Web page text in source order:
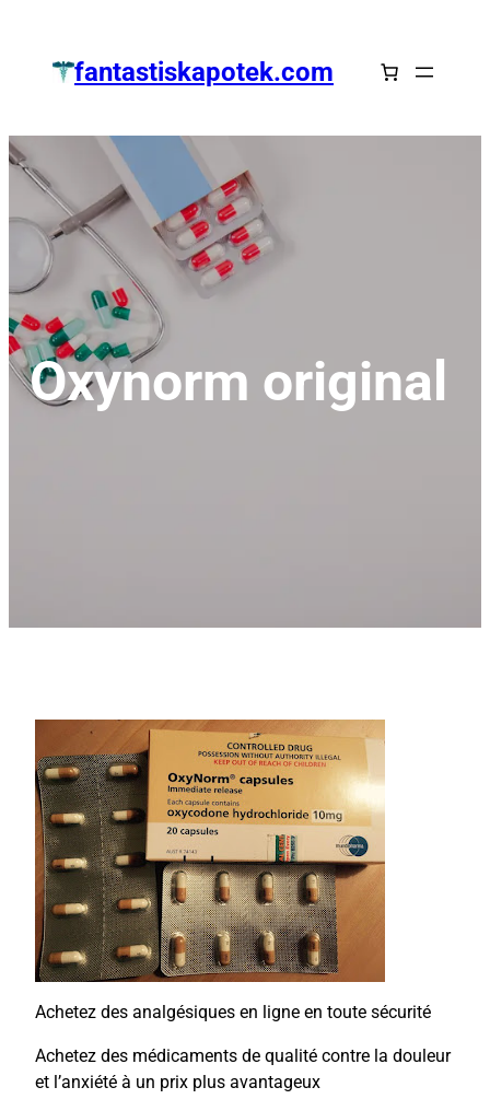
springenfantastiskapotek.com
Oxynorm original
Achetez des analgésiques en ligne en toute sécurité
Achetez des médicaments de qualité contre la douleur
et l’anxiété à un prix plus avantageux